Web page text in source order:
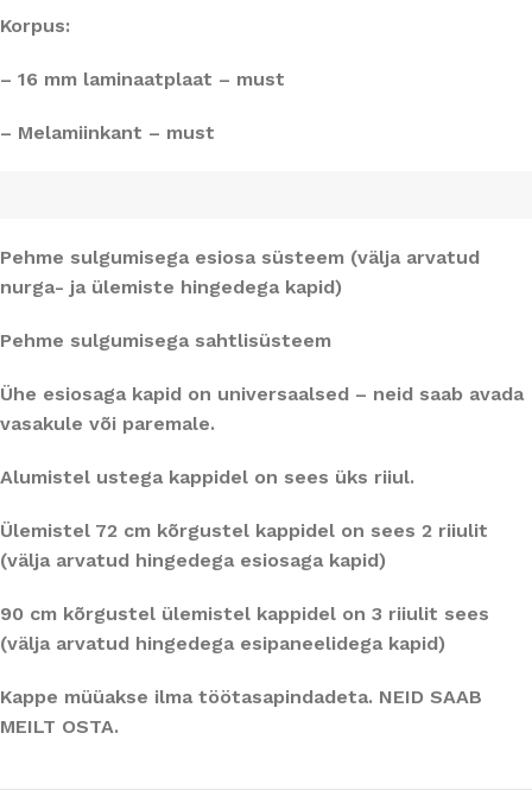
Korpus:
– 16 mm laminaatplaat – must
– Melamiinkant – must
Pehme sulgumisega esiosa süsteem (välja arvatud
nurga- ja ülemiste hingedega kapid)
Pehme sulgumisega sahtlisüsteem
Ühe esiosaga kapid on universaalsed – neid saab avada
vasakule või paremale.
Alumistel ustega kappidel on sees üks riiul.
Ülemistel 72 cm kõrgustel kappidel on sees 2 riiulit
(välja arvatud hingedega esiosaga kapid)
90 cm kõrgustel ülemistel kappidel on 3 riiulit sees
(välja arvatud hingedega esipaneelidega kapid)
Kappe müüakse ilma töötasapindadeta. NEID SAAB
MEILT OSTA.